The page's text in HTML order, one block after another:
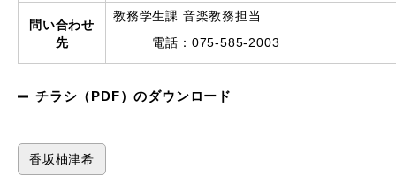
問い合わせ
先
教務学生課 音楽教務担当
電話：075-585-2003
チラシ（PDF）のダウンロード
香坂柚津希